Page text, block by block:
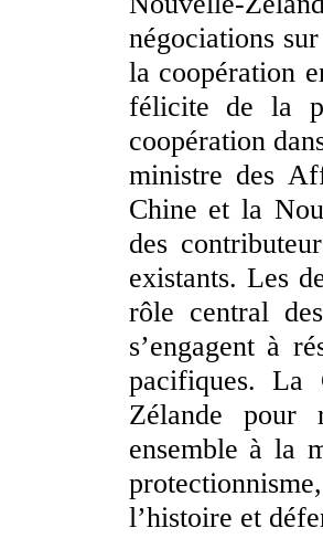
négociations
la coopération
félicite de la
coopération
ministre des
Chine et la
des
existants. Les
rôle central
s’engagent à
pacifiques. La
Zélande pour
ensemble à la
l’histoire et